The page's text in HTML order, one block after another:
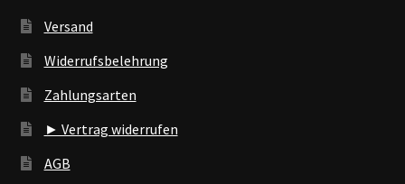
Versand
Widerrufsbelehrung
Zahlungsarten
► Vertrag widerrufen
AGB